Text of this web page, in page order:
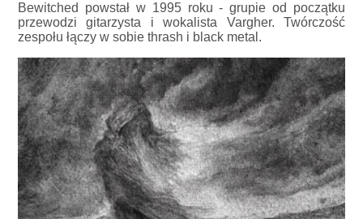
Bewitched powstał w 1995 roku - grupie od początku
przewodzi gitarzysta i wokalista Vargher. Twórczość
zespołu łączy w sobie thrash i black metal.